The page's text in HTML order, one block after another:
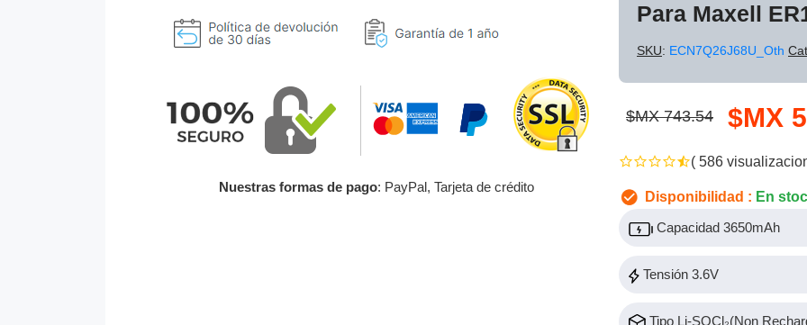
Nuestras formas de pago: PayPal, Tarjeta de crédito
Para Maxell
SKU: ECN7Q26J68U_Oth
$MX 743.54 $MX
( 586
Disponibilidad : En
Capacidad 3650mAh
Tensión 3.6V
Tipo Li-SOCl₂(Non